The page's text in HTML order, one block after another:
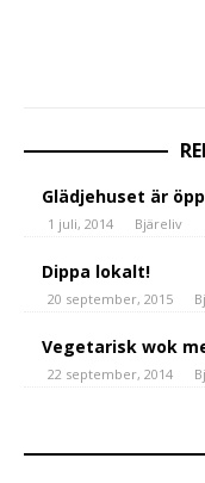
Glädjehuset är
1 juli, 2014 Bjäreliv
Dippa lokalt!
20 september, 2015
Vegetarisk wok
22 september, 2014